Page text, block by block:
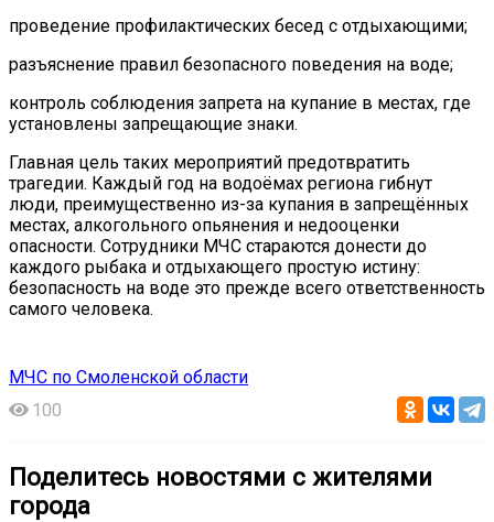
проведение профилактических бесед с отдыхающими;
разъяснение правил безопасного поведения на воде;
контроль соблюдения запрета на купание в местах, где
установлены запрещающие знаки.
Главная цель таких мероприятий предотвратить
трагедии. Каждый год на водоёмах региона гибнут
люди, преимущественно из-за купания в запрещённых
местах, алкогольного опьянения и недооценки
опасности. Сотрудники МЧС стараются донести до
каждого рыбака и отдыхающего простую истину:
безопасность на воде это прежде всего ответственность
самого человека.
МЧС по Смоленской области
100
Поделитесь новостями с жителями
города